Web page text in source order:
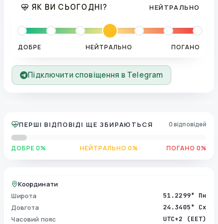
ЯК ВИ СЬОГОДНІ? НЕЙТРАЛЬНО
ДОБРЕ НЕЙТРАЛЬНО ПОГАНО
Підключити сповіщення в Telegram
ПЕРШІ ВІДПОВІДІ ЩЕ ЗБИРАЮТЬСЯ 0 відповідей
ДОБРЕ 0% НЕЙТРАЛЬНО 0% ПОГАНО 0%
Координати
Широта
51.2299° Пн
Довгота 24.3405° Сх
Часовий пояс UTC+2 (EET)